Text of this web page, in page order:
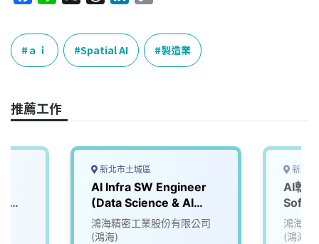
c
e
b
o
k
e
r
e
a
n
e
n
p
y
L
k
ａｉ Spatial AI 製造業
推薦工作
新北市土城區
AI Infra SW Engineer
(Data Science & AI
Team)
鴻海精密工業股份有限公司
(鴻海)
新北
AI軟
(Data
Team)
鴻海精
(鴻海)